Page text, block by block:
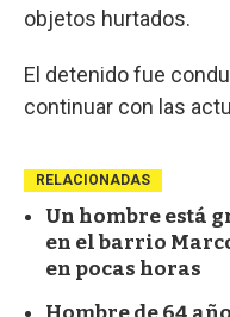
objetos hurtados.
El detenido fue
continuar con las
RELACIONADAS
Un hombre está
en el barrio
en pocas horas